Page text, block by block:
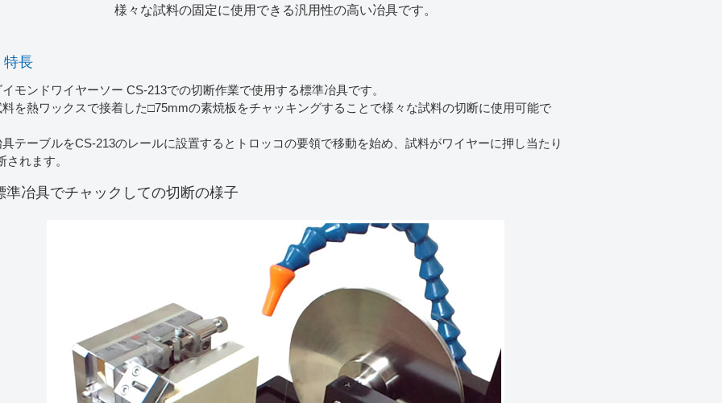
様々な試料の固定に使用できる汎用性の高い冶具です。
特長
モンドワイヤーソー CS-213での切断作業で使用する標準冶具です。
を熱ワックスで接着した□75mmの素焼板をチャッキングすることで様々な試料の切断に使用可能で
テーブルをCS-213のレールに設置するとトロッコの要領で移動を始め、試料がワイヤーに押し当たり
されます。
準冶具でチャックしての切断の様子